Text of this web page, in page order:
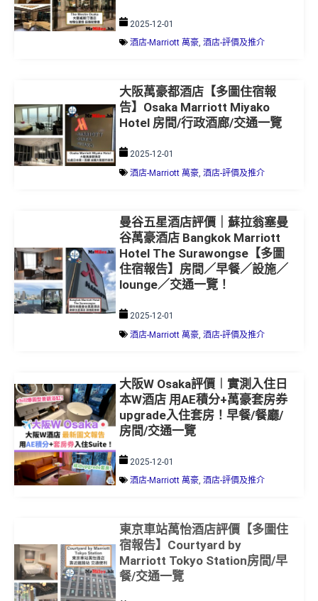
2025-12-01
酒店-Marriott 萬豪, 酒店-評價及推介
大阪萬豪都酒店【多圖住宿報
告】Osaka Marriott Miyako
Hotel 房間/行政酒廊/交通一覽
2025-12-01
酒店-Marriott 萬豪, 酒店-評價及推介
曼谷五星酒店評價｜蘇拉翁塞曼
谷萬豪酒店 Bangkok Marriott
Hotel The Surawongse【多圖
住宿報告】房間／早餐／設施／
lounge／交通一覽！
2025-12-01
酒店-Marriott 萬豪, 酒店-評價及推介
大阪W Osaka評價︱實測入住日
本W酒店 用AE積分+萬豪套房券
upgrade入住套房！早餐/餐廳/
房間/交通一覽
2025-12-01
酒店-Marriott 萬豪, 酒店-評價及推介
東京車站萬怡酒店評價【多圖住
宿報告】Courtyard by
Marriott Tokyo Station房間/早
餐/交通一覽